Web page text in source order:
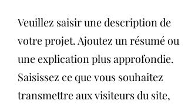
Veuillez saisir une description de
votre projet. Ajoutez un résumé ou
une explication plus approfondie.
Saisissez ce que vous souhaitez
transmettre aux visiteurs du site,